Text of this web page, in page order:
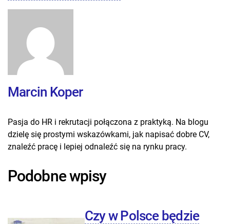
Marcin Koper
Pasja do HR i rekrutacji połączona z praktyką. Na blogu
dzielę się prostymi wskazówkami, jak napisać dobre CV,
znaleźć pracę i lepiej odnaleźć się na rynku pracy.
Podobne wpisy
Czy w Polsce będzie